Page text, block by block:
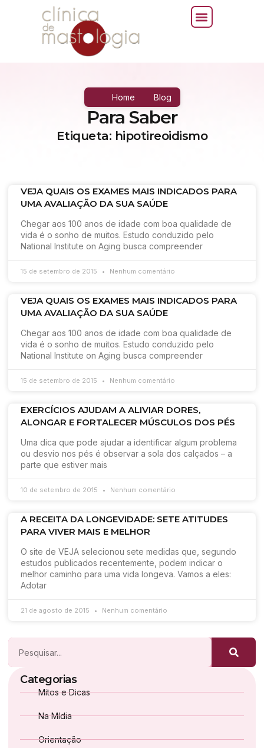
Home Blog
Para Saber
Etiqueta: hipotireoidismo
VEJA QUAIS OS EXAMES MAIS INDICADOS PARA
UMA AVALIAÇÃO DA SUA SAÚDE
Chegar aos 100 anos de idade com boa qualidade de
vida é o sonho de muitos. Estudo conduzido pelo
National Institute on Aging busca compreender
15 de setembro de 2015 Nenhum comentário
VEJA QUAIS OS EXAMES MAIS INDICADOS PARA
UMA AVALIAÇÃO DA SUA SAÚDE
Chegar aos 100 anos de idade com boa qualidade de
vida é o sonho de muitos. Estudo conduzido pelo
National Institute on Aging busca compreender
15 de setembro de 2015 Nenhum comentário
EXERCÍCIOS AJUDAM A ALIVIAR DORES,
ALONGAR E FORTALECER MÚSCULOS DOS PÉS
Uma dica que pode ajudar a identificar algum problema
ou desvio nos pés é observar a sola dos calçados – a
parte que estiver mais
10 de setembro de 2015 Nenhum comentário
A RECEITA DA LONGEVIDADE: SETE ATITUDES
PARA VIVER MAIS E MELHOR
O site de VEJA selecionou sete medidas que, segundo
estudos publicados recentemente, podem indicar o
melhor caminho para uma vida longeva. Vamos a eles:
Adotar
21 de agosto de 2015 Nenhum comentário
Categorias
Mitos e Dicas
Na Mídia
Orientação